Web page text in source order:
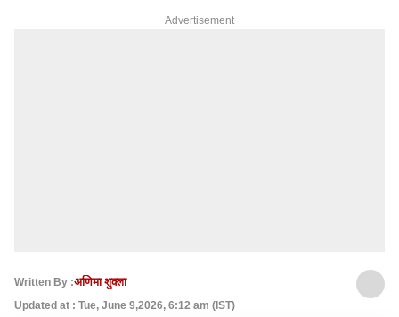
Advertisement
Written By :अणिमा शुक्ला
Updated at : Tue, June 9,2026, 6:12 am (IST)